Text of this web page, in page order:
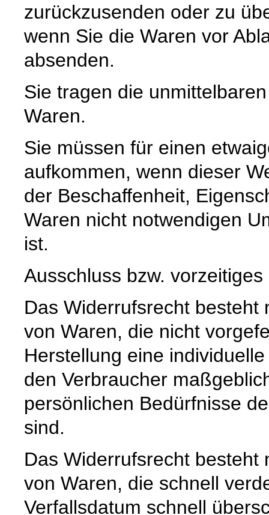
zurückzusenden oder zu
wenn Sie die Waren vor
absenden.
Sie tragen die
Waren.
Sie müssen für einen
aufkommen, wenn dieser
der Beschaffenheit,
Waren nicht notwendigen
ist.
Ausschluss bzw.
Das Widerrufsrecht besteht
von Waren, die nicht
Herstellung eine
den Verbraucher
persönlichen Bedürfnisse
sind.
Das Widerrufsrecht besteht
von Waren, die schnell
Verfallsdatum schnell